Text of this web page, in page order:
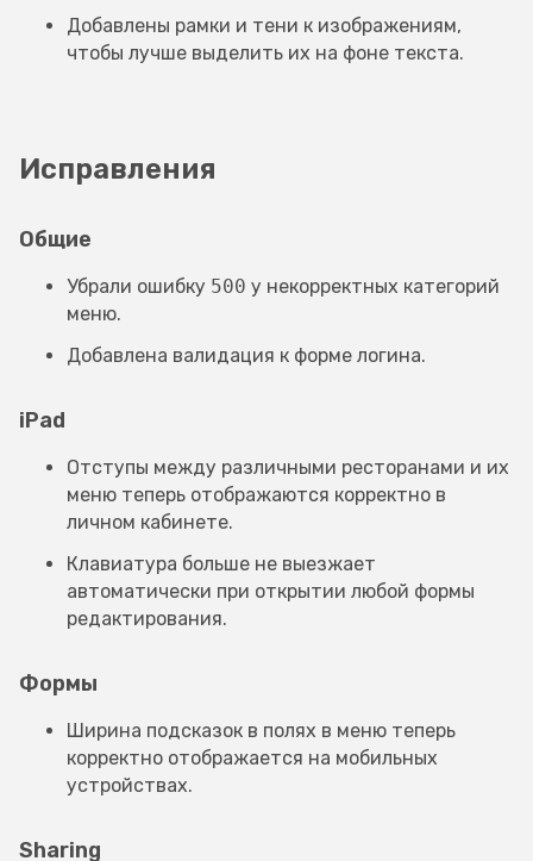
Добавлены рамки и тени к изображениям,
чтобы лучше выделить их на фоне текста.
Исправления
Общие
Убрали ошибку 500 у некорректных категорий
меню.
Добавлена валидация к форме логина.
iPad
Отступы между различными ресторанами и их
меню теперь отображаются корректно в
личном кабинете.
Клавиатура больше не выезжает
автоматически при открытии любой формы
редактирования.
Формы
Ширина подсказок в полях в меню теперь
корректно отображается на мобильных
устройствах.
Sharing